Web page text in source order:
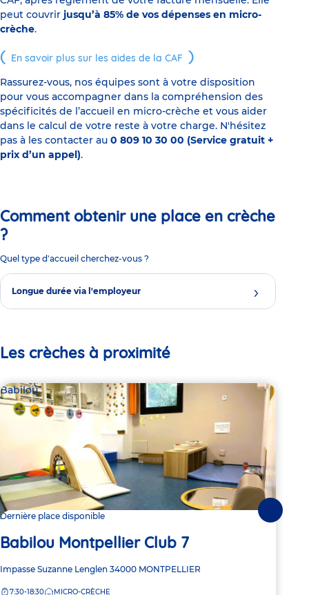
peut couvrir jusqu’à 85% de vos dépenses en micro-
crèche.
En savoir plus sur les aides de la CAF
Rassurez-vous, nos équipes sont à votre disposition
pour vous accompagner dans la compréhension des
spécificités de l’accueil en micro-crèche et vous aider
dans le calcul de votre reste à votre charge. N'hésitez
pas à les contacter au 0 809 10 30 00 (Service gratuit +
prix d’un appel).
Comment obtenir une place en crèche
?
Quel type d'accueil cherchez-vous ?
Longue durée via l'employeur
Les crèches à proximité
Babilou
Dernière place disponible
Babilou Montpellier Club 7
Adresse
Impasse Suzanne Lenglen 34000 MONTPELLIER
7:30-18:30 MICRO-CRÈCHE